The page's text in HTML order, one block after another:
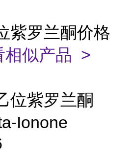
紫罗兰酮价格
相似产品 >
位紫罗兰酮
Ionone